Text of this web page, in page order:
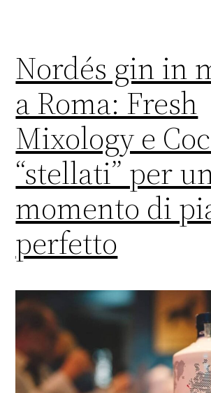
Nordés gin in
a Roma: Fresh
Mixology e
“stellati” per
momento di
perfetto